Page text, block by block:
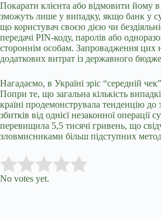
Покарати клієнта або відмовити йому
зможуть лише у випадку, якщо банк у
що користувач своєю дією чи
передачі PIN-коду, паролів або
стороннім особам. Запровадження цих
додаткових витрат із державного
Нагадаємо, в Україні зріс “середній
Попри те, що загальна кількість
країні продемонструвала тенденцію
збитків від однієї незаконної операції
перевищила 5,5 тисячі гривень, що
зловмисниками більш підступних
Rate this item:
No votes yet.